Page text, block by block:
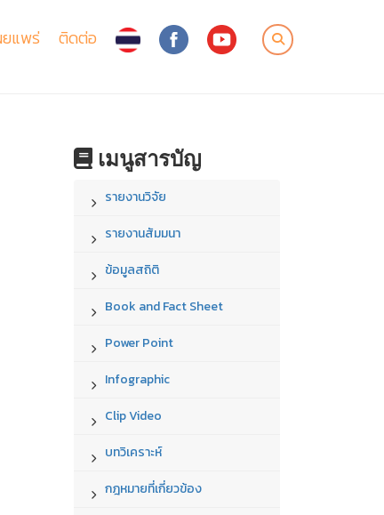
ยแพร่ ติดต่อ
เมนูสารบัญ
รายงานวิจัย
รายงานสัมมนา
ข้อมูลสถิติ
Book and Fact Sheet
Power Point
Infographic
Clip Video
บทวิเคราะห์
กฎหมายที่เกี่ยวข้อง